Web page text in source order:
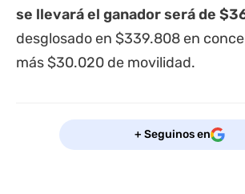
se llevará el ganador será de
desglosado en $339.808 en
más $30.020 de movilidad.
+ Seguinos en